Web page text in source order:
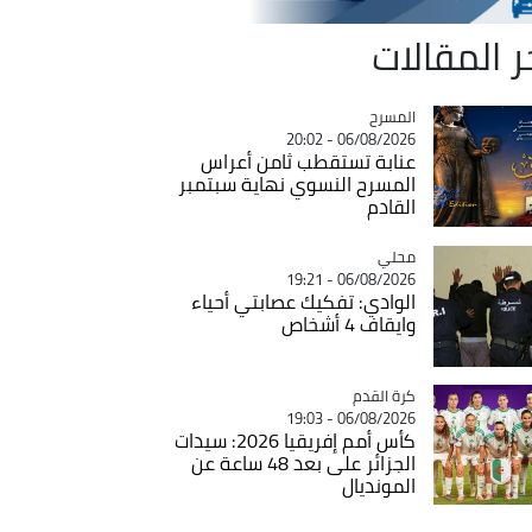
المقالات
Catégorie
المسرح
06/08/2026 - 20:02
عنابة تستقطب ثامن أعراس
المسرح النسوي نهاية سبتمبر
القادم
Catégorie
محلي
06/08/2026 - 19:21
الوادي: تفكيك عصابتي أحياء
وايقاف 4 أشخاص
Catégorie
كرة القدم
06/08/2026 - 19:03
كأس أمم إفريقيا 2026: سيدات
الجزائر على بعد 48 ساعة عن
المونديال